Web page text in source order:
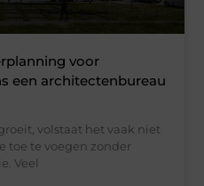
voor
een architectenbureau
volstaat het vaak niet
toe te voegen zonder
Veel